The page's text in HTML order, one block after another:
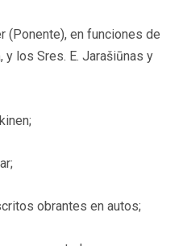
(Ponente), en funciones de
y los Sres. E. Jarašiūnas y
obrantes en autos;